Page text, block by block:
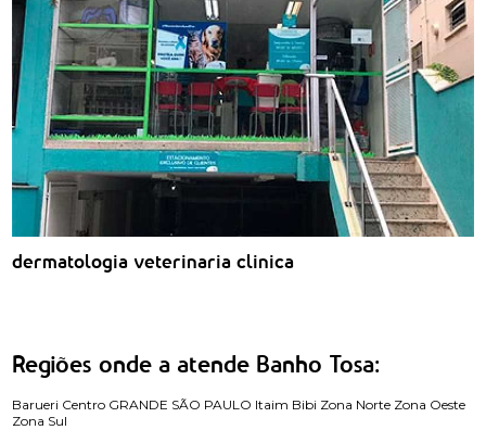
dermatologia veterinaria clinica
Regiões onde a atende Banho Tosa:
Barueri Centro GRANDE SÃO PAULO Itaim Bibi Zona Norte Zona Oeste
Zona Sul